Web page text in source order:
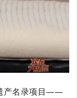
产名录项目——